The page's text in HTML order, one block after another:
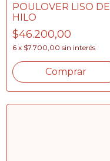
POULOVER LISO DE
HILO
$46.200,00
6 x $7.700,00 sin interés
Comprar